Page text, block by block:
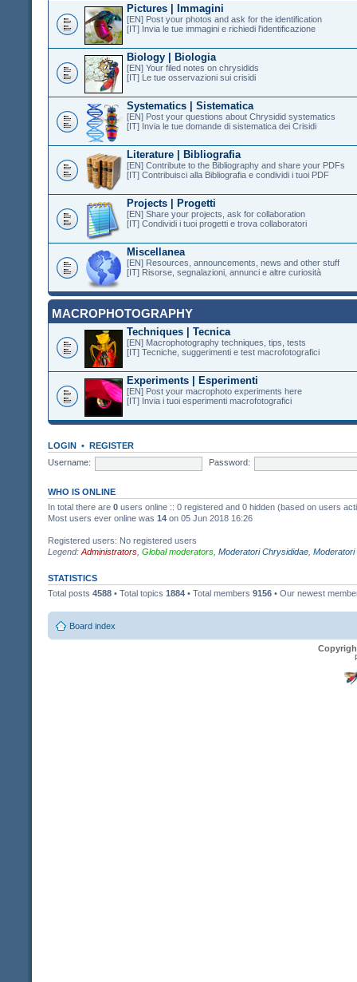
Pictures | Immagini
[EN] Post your photos and ask for the identification
[IT] Invia le tue immagini e richiedi l'identificazione
Biology | Biologia
[EN] Your filed notes on chrysidids
[IT] Le tue osservazioni sui crisidi
Systematics | Sistematica
[EN] Post your questions about Chrysidid systematics
[IT] Invia le tue domande di sistematica dei Crisidi
Literature | Bibliografia
[EN] Contribute to the Bibliography and share your PDFs
[IT] Contribuisci alla Bibliografia e condividi i tuoi PDF
Projects | Progetti
[EN] Share your projects, ask for collaboration
[IT] Condividi i tuoi progetti e trova collaboratori
Miscellanea
[EN] Resources, announcements, news and other stuff
[IT] Risorse, segnalazioni, annunci e altre curiosità
MACROPHOTOGRAPHY
Techniques | Tecnica
[EN] Macrophotography techniques, tips, tests
[IT] Tecniche, suggerimenti e test macrofotografici
Experiments | Esperimenti
[EN] Post your macrophoto experiments here
[IT] Invia i tuoi esperimenti macrofotografici
LOGIN • REGISTER
Username:
Password:
WHO IS ONLINE
In total there are 0 users online :: 0 registered and 0 hidden (based on users
Most users ever online was 14 on 05 Jun 2018 16:26
Registered users: No registered users
Legend: Administrators Global moderators Moderatori Chrysididae
STATISTICS
Total posts 4588 • Total topics 1884 • Total members 9156 • Our newest
Board index